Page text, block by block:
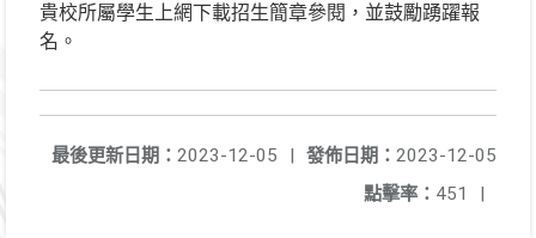
貴校所屬學生上網下載招生簡章參閱，並鼓勵踴躍報
名。
發佈日期： 2023-12-05
最後更新日期： 2023-12-05
|
點擊率： 451 |